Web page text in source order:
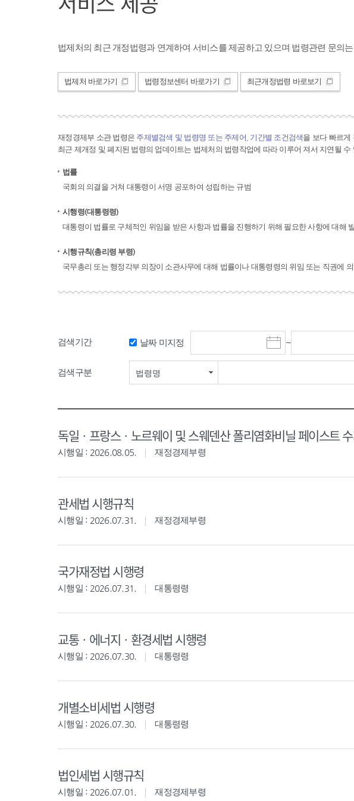
법제처의 최근 개정법령과 연계하여 서비스를 제공하고 있으며 법령관련 문의
법제처 바로가기 법령정보센터 바로가기 최근개정법령 바로보기
재정경제부 소관 법령은 주제별검색 및 법령명 또는 주제어, 기간별 조건검색을 보다 빠르게
최근 제개정 및 폐지된 법령의 업데이트는 법제처의 법령작업에 따라 이루어 져서 지연될 수
법률
국회의 의결을 거쳐 대통령이 서명 공포하여 성립하는 규범
시행령(대통령령)
대통령이 법률로 구체적인 위임을 받은 사항과 법률을 진행하기 위해 필요한 사항에 대해
시행규칙(총리령 부령)
국무총리 또는 행정각부 의장이 소관사무에 대해 법률이나 대통령령의 위임 또는 직권에
검색기간 날짜 미지정
시
작
~
검색구분 법령명
독일ㆍ프랑스ㆍ노르웨이 및 스웨덴산 폴리염화비닐 페이스트
시행일 : 2026.08.05. 재정경제부령
관세법 시행규칙
시행일 : 2026.07.31. 재정경제부령
국가재정법 시행령
시행일 : 2026.07.31. 대통령령
교통ㆍ에너지ㆍ환경세법 시행령
시행일 : 2026.07.30. 대통령령
개별소비세법 시행령
시행일 : 2026.07.30. 대통령령
법인세법 시행규칙
시행일 : 2026.07.01. 재정경제부령